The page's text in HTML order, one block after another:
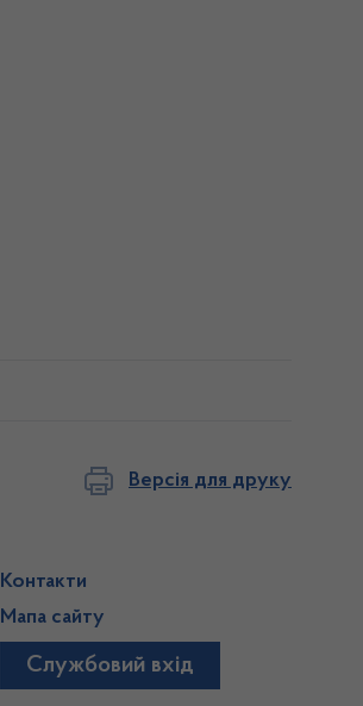
Версія для друку
Контакти
Мапа сайту
Службовий вхід